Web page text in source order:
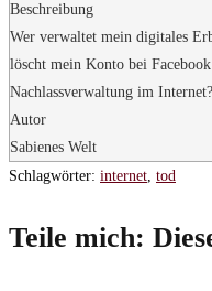
Beschreibung
Wer verwaltet mein digitales
löscht mein Konto bei
Nachlassverwaltung im Internet?
Autor
Sabienes Welt
Schlagwörter: internet, tod
Teile mich: